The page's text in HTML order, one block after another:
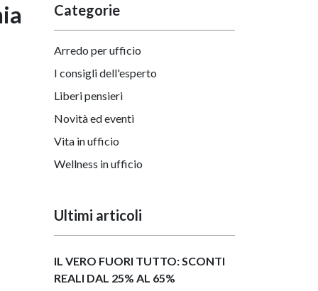
Categorie
Arredo per ufficio
I consigli dell'esperto
Liberi pensieri
Novità ed eventi
Vita in ufficio
Wellness in ufficio
Ultimi articoli
IL VERO FUORI TUTTO: SCONTI
REALI DAL 25% AL 65%